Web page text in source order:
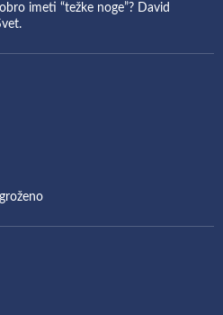
imeti “težke noge”? David